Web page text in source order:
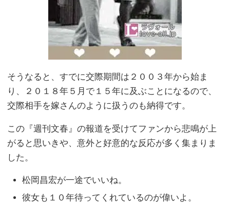
そうなると、すでに交際期間は２００３年から始ま
り、２０１８年５月で１５年に及ぶことになるので、
交際相手を嫁さんのように扱うのも納得です。
この『週刊文春』の報道を受けてファンから悲鳴が上
がると思いきや、意外と好意的な反応が多く集まりま
した。
松岡昌宏が一途でいいね。
彼女も１０年待ってくれているのが偉いよ。